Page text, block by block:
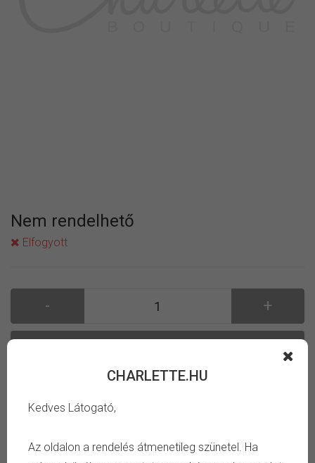
CHARLETTE.HU
Kedves Látogató,
Az oldalon a rendelés átmenetileg szünetel. Ha
Nem rendelhető
Elfogyott
Kategória:
Megosztás: